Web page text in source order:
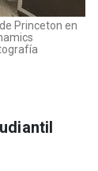
Princeton en